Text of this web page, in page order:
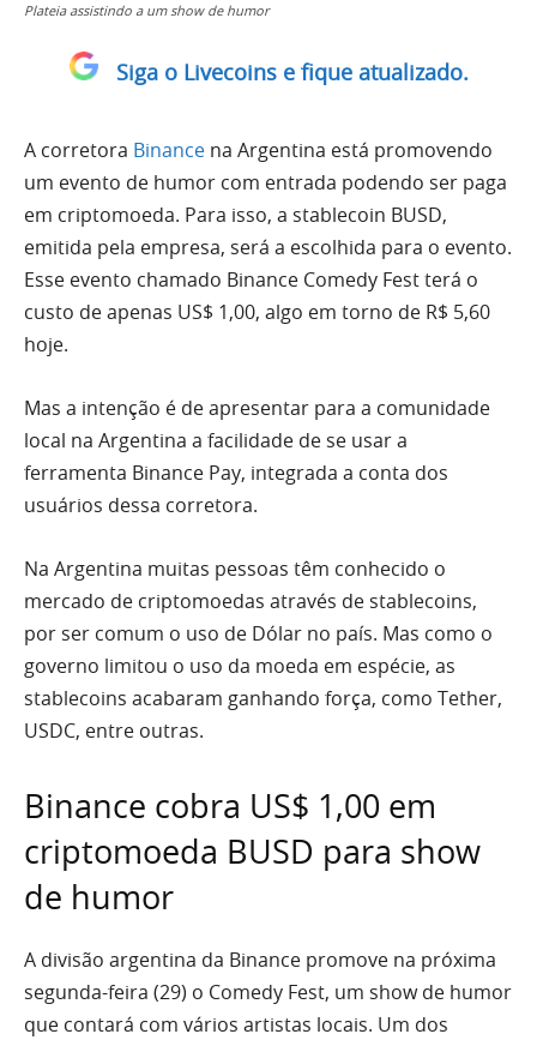
Plateia assistindo a um show de humor
Siga o Livecoins e fique atualizado.
A corretora Binance na Argentina está promovendo
um evento de humor com entrada podendo ser paga
em criptomoeda. Para isso, a stablecoin BUSD,
emitida pela empresa, será a escolhida para o evento.
Esse evento chamado Binance Comedy Fest terá o
custo de apenas US$ 1,00, algo em torno de R$ 5,60
hoje.
Mas a intenção é de apresentar para a comunidade
local na Argentina a facilidade de se usar a
ferramenta Binance Pay, integrada a conta dos
usuários dessa corretora.
Na Argentina muitas pessoas têm conhecido o
mercado de criptomoedas através de stablecoins,
por ser comum o uso de Dólar no país. Mas como o
governo limitou o uso da moeda em espécie, as
stablecoins acabaram ganhando força, como Tether,
USDC, entre outras.
Binance cobra US$ 1,00 em
criptomoeda BUSD para show
de humor
A divisão argentina da Binance promove na próxima
segunda-feira (29) o Comedy Fest, um show de humor
que contará com vários artistas locais. Um dos